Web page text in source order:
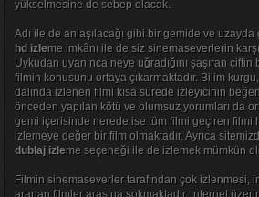
yükselmesine de sebep olacak.
Adı ile de anlaşılacağı gibi bir gemide ve uzayda
hd izleme imkânı ile de siz sinemaseverlerin
Uykudan uyanınca neye uğradığını şaşıran
filmin konusunu ortaya çıkarmaktadır. Bilim
dalında izlenen filmi kısa sürede izleyicinin
önceden yapılan kötü ve olumsuz yorumları da
gemi içerisinde nerede ise tüm filmi geçiren filmi
izlemeye değer bir film olmaktadır. Ayrıca
dublaj izleme seçeneği ile de izlemek mümkün
Filmin sinemaseverler tarafından çok izlenmesi,